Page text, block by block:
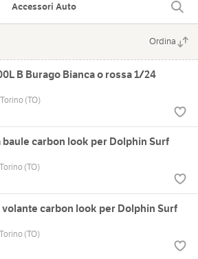
Accessori Auto
Ordina
B Burago Bianca o rossa 1/24
(TO)
baule carbon look per Dolphin Surf
(TO)
volante carbon look per Dolphin Surf
(TO)